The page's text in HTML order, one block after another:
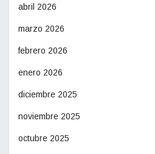
abril 2026
marzo 2026
febrero 2026
enero 2026
diciembre 2025
noviembre 2025
octubre 2025